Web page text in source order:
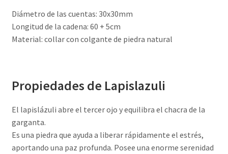
Diámetro de las cuentas: 30x30mm
Longitud de la cadena: 60 + 5cm
Material: collar con colgante de piedra natural
Propiedades de Lapislazuli
El lapislázuli abre el tercer ojo y equilibra el chacra de la
garganta.
Es una piedra que ayuda a liberar rápidamente el estrés,
aportando una paz profunda. Posee una enorme serenidad